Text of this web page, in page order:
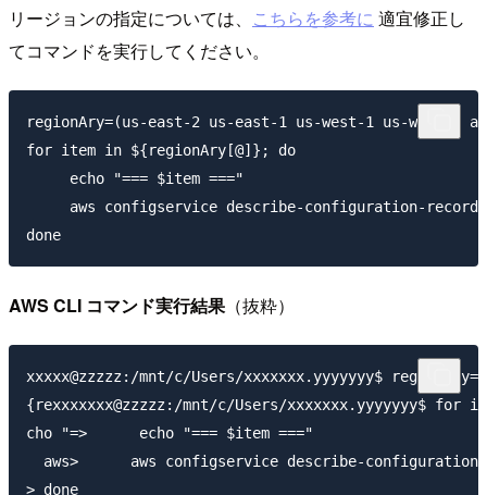
リージョンの指定については、 こちらを参考に 適宜修正し
てコマンドを実行してください。
regionAry=(us-east-2 us-east-1 us-west-1 us-west-2
for item in ${regionAry[@]}; do
     echo "=== $item ==="
aws configservice describe-configuration-
AWS CLI コマンド実行結果（抜粋）
xxxxx@zzzzz:/mnt/c/Users/xxxxxxx.yyyyyyy$
{rexxxxxxx@zzzzz:/mnt/c/Users/xxxxxxx.yyyyyyy$ for
cho "=>      echo "=== $item ==="
aws>      aws configservice describe-
> done